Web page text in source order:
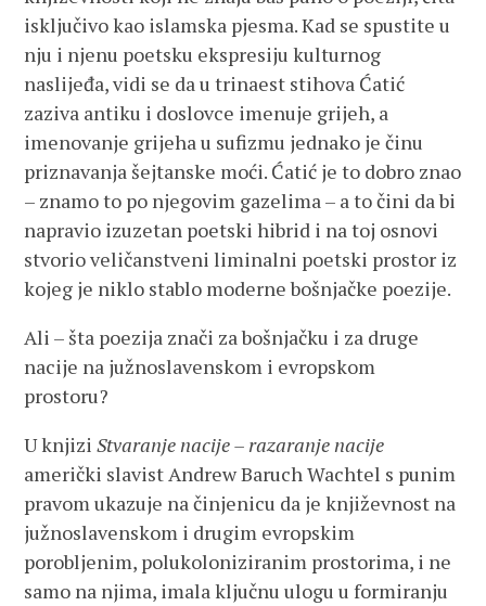
isključivo kao islamska pjesma. Kad se spustite u
nju i njenu poetsku ekspresiju kulturnog
naslijeđa, vidi se da u trinaest stihova Ćatić
zaziva antiku i doslovce imenuje grijeh, a
imenovanje grijeha u sufizmu jednako je činu
priznavanja šejtanske moći. Ćatić je to dobro znao
– znamo to po njegovim gazelima – a to čini da bi
napravio izuzetan poetski hibrid i na toj osnovi
stvorio veličanstveni liminalni poetski prostor iz
kojeg je niklo stablo moderne bošnjačke poezije.
Ali – šta poezija znači za bošnjačku i za druge
nacije na južnoslavenskom i evropskom
prostoru?
U knjiziStvaranje nacije – razaranje nacije
američki slavist Andrew Baruch Wachtel s punim
pravom ukazuje na činjenicu da je književnost na
južnoslavenskom i drugim evropskim
porobljenim, polukoloniziranim prostorima, i ne
samo na njima, imala ključnu ulogu u formiranju